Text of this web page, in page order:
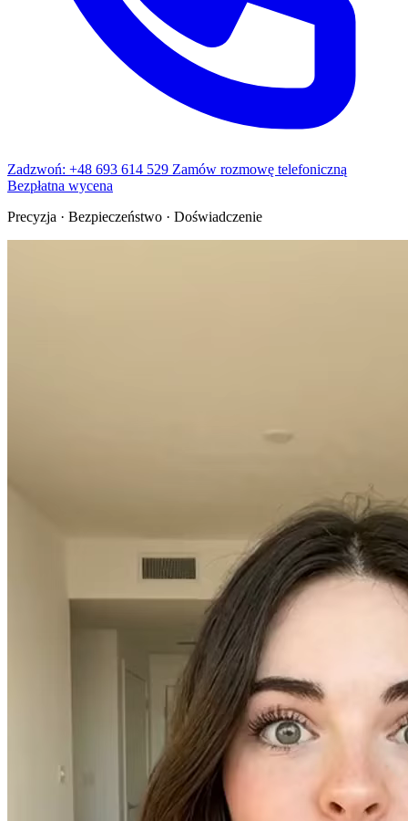
Zadzwoń: +48 693 614 529 Zamów rozmowę telefoniczną
Bezpłatna wycena
Precyzja · Bezpieczeństwo · Doświadczenie